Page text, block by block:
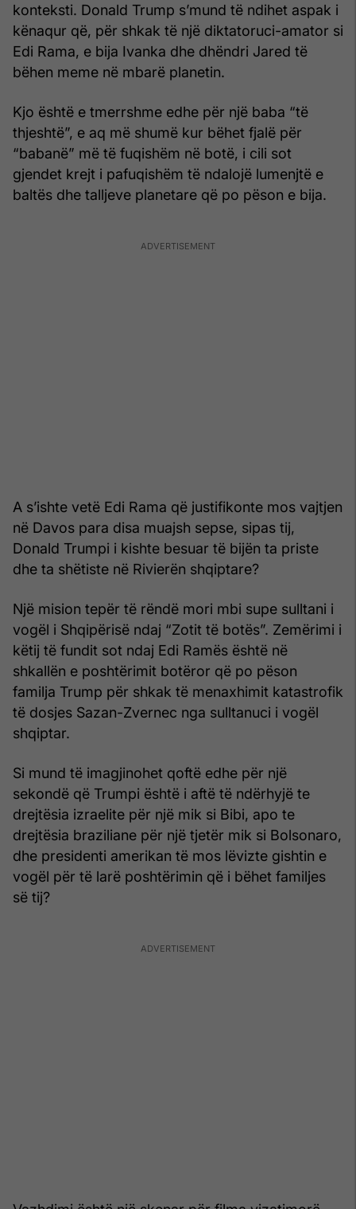
konteksti. Donald Trump s’mund të ndihet aspak i
kënaqur që, për shkak të një diktatoruci-amator si
Edi Rama, e bija Ivanka dhe dhëndri Jared të
bëhen meme në mbarë planetin.
Kjo është e tmerrshme edhe për një baba “të
thjeshtë”, e aq më shumë kur bëhet fjalë për
“babanë” më të fuqishëm në botë, i cili sot
gjendet krejt i pafuqishëm të ndalojë lumenjtë e
baltës dhe talljeve planetare që po pëson e bija.
A s’ishte vetë Edi Rama që justifikonte mos vajtjen
në Davos para disa muajsh sepse, sipas tij,
Donald Trumpi i kishte besuar të bijën ta priste
dhe ta shëtiste në Rivierën shqiptare?
Një mision tepër të rëndë mori mbi supe sulltani i
vogël i Shqipërisë ndaj “Zotit të botës”. Zemërimi i
këtij të fundit sot ndaj Edi Ramës është në
shkallën e poshtërimit botëror që po pëson
familja Trump për shkak të menaxhimit katastrofik
të dosjes Sazan-Zvernec nga sulltanuci i vogël
shqiptar.
Si mund të imagjinohet qoftë edhe për një
sekondë që Trumpi është i aftë të ndërhyjë te
drejtësia izraelite për një mik si Bibi, apo te
drejtësia braziliane për një tjetër mik si Bolsonaro,
dhe presidenti amerikan të mos lëvizte gishtin e
vogël për të larë poshtërimin që i bëhet familjes
së tij?